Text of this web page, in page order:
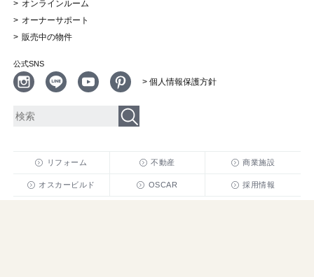
オンラインルーム
オーナーサポート
販売中の物件
公式SNS
> 個人情報保護方針
リフォーム 不動産 商業施設
オスカービルド OSCAR 採用情報